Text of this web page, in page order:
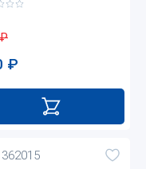
₽
₽